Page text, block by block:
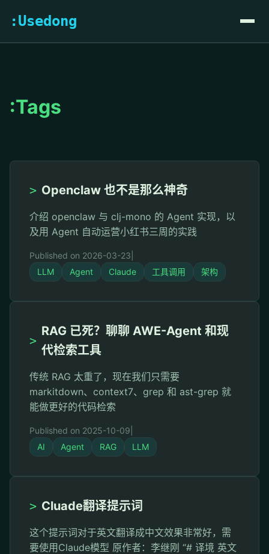
:Usedong
:Tags
> Openclaw 也不是那么神奇
介绍 openclaw 与 clj-mono 的 Agent 实现，以
及用 Agent 自动运营小红书三周的实践
Published on 2026-03-23
LLM
Agent Claude 工具调用 架构
>
RAG 已死？聊聊 AWE-Agent 和现
代检索工具
传统 RAG 太重了，现在我们只需要
markitdown、context7、grep 和 ast-grep 就
能做更好的代码检索
Published on 2025-10-09
AI
Agent RAG LLM
> Cluade翻译提示词
这个提示词对于英文翻译成中文效果非常好，需
要使用Claude模型 原作者：李继刚 “# 译境 英文